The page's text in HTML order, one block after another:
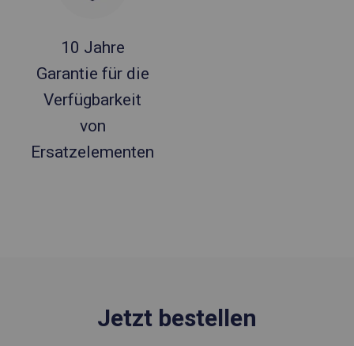
10 Jahre
Garantie für die
Verfügbarkeit
von
Ersatzelementen
Jetzt bestellen